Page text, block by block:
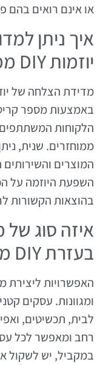
או אינם רואים בהם
איך ניתן
יוזמות DIY ממוחזר?
באמצעות מספר
הלקוחות המשתתפים
ממוחזרים. שנית,
המוצרים
השפעת היוזמה על
בהוצאות הקשורות
איזה סוג של
בעזרת DIY ממוחזר?
ומגוונות. עסקים
לבית, תכשיטים,
רחב ומאפשר לכל
במקביל, יש לשקול